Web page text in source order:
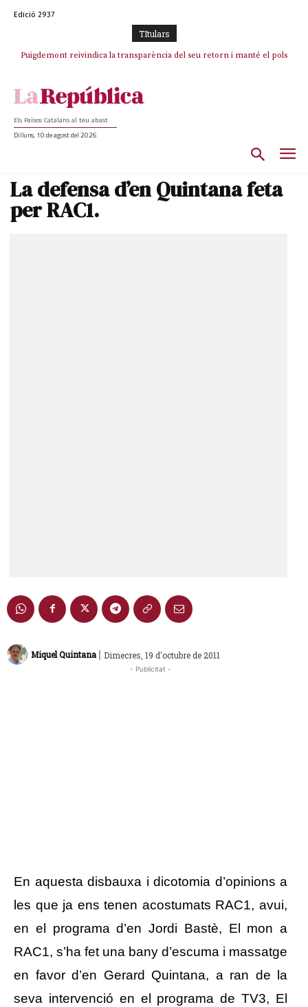
Edició 2937
TItulars
Puigdemont reivindica la transparència del seu retorn i manté el pols
Els Països Catalans al teu abast
Dilluns, 10 de agost del 2026
La defensa d’en Quintana feta
per RAC1.
Miquel Quintana | Dimecres, 19 d'octubre de 2011
- Publicitat -
En aquesta disbauxa i dicotomia d’opinions a
les que ja ens tenen acostumats RAC1, avui,
en el programa d’en Jordi Bastè, El mon a
RAC1, s’ha fet una bany d’escuma i massatge
en favor d’en Gerard Quintana, a ran de la
seva intervenció en el programa de TV3, El